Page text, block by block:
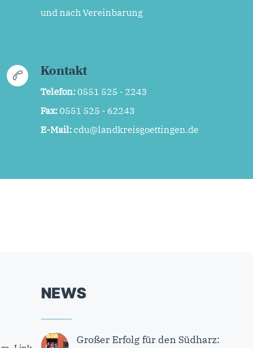
und nach Vereinbarung
Kontakt
Telefon:0551 525 - 2243
Fax:0551 525 - 62243
E-Mail:cdu@landkreisgoettingen.de
NEWS
Großer Erfolg für den Südharz: